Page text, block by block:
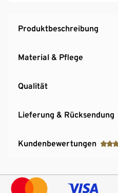
Produktbeschreibung
Material & Pflege
Qualität
Lieferung & Rücksendung
Kundenbewertungen